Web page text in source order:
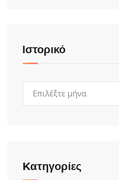
Ιστορικό
Kατηγορίες